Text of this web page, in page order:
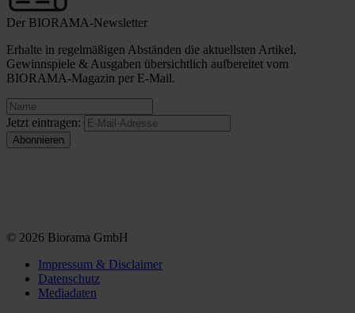
Der BIORAMA-Newsletter
Erhalte in regelmäßigen Abständen die aktuellsten Artikel,
Gewinnspiele & Ausgaben übersichtlich aufbereitet vom
BIORAMA-Magazin per E-Mail.
Jetzt eintragen:
© 2026 Biorama GmbH
Impressum & Disclaimer
Datenschutz
Mediadaten